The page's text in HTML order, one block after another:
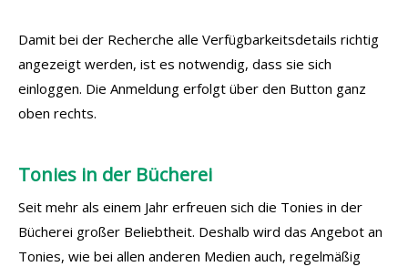
Damit bei der Recherche alle Verfügbarkeitsdetails richtig
angezeigt werden, ist es notwendig, dass sie sich
einloggen. Die Anmeldung erfolgt über den Button ganz
oben rechts.
Tonies in der Bücherei
Seit mehr als einem Jahr erfreuen sich die Tonies in der
Bücherei großer Beliebtheit. Deshalb wird das Angebot an
Tonies, wie bei allen anderen Medien auch, regelmäßig